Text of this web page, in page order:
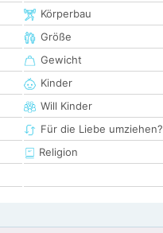
Körperbau
Größe
Gewicht
Kinder
Will Kinder
Für die Liebe umziehen?
Religion